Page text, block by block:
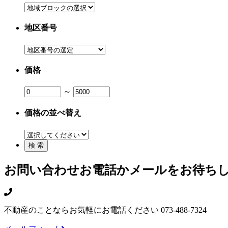
地区番号
価格
～
価格の並べ替え
お問い合わせお電話かメールをお待ち
不動産のことならお気軽にお電話ください 073-488-7324